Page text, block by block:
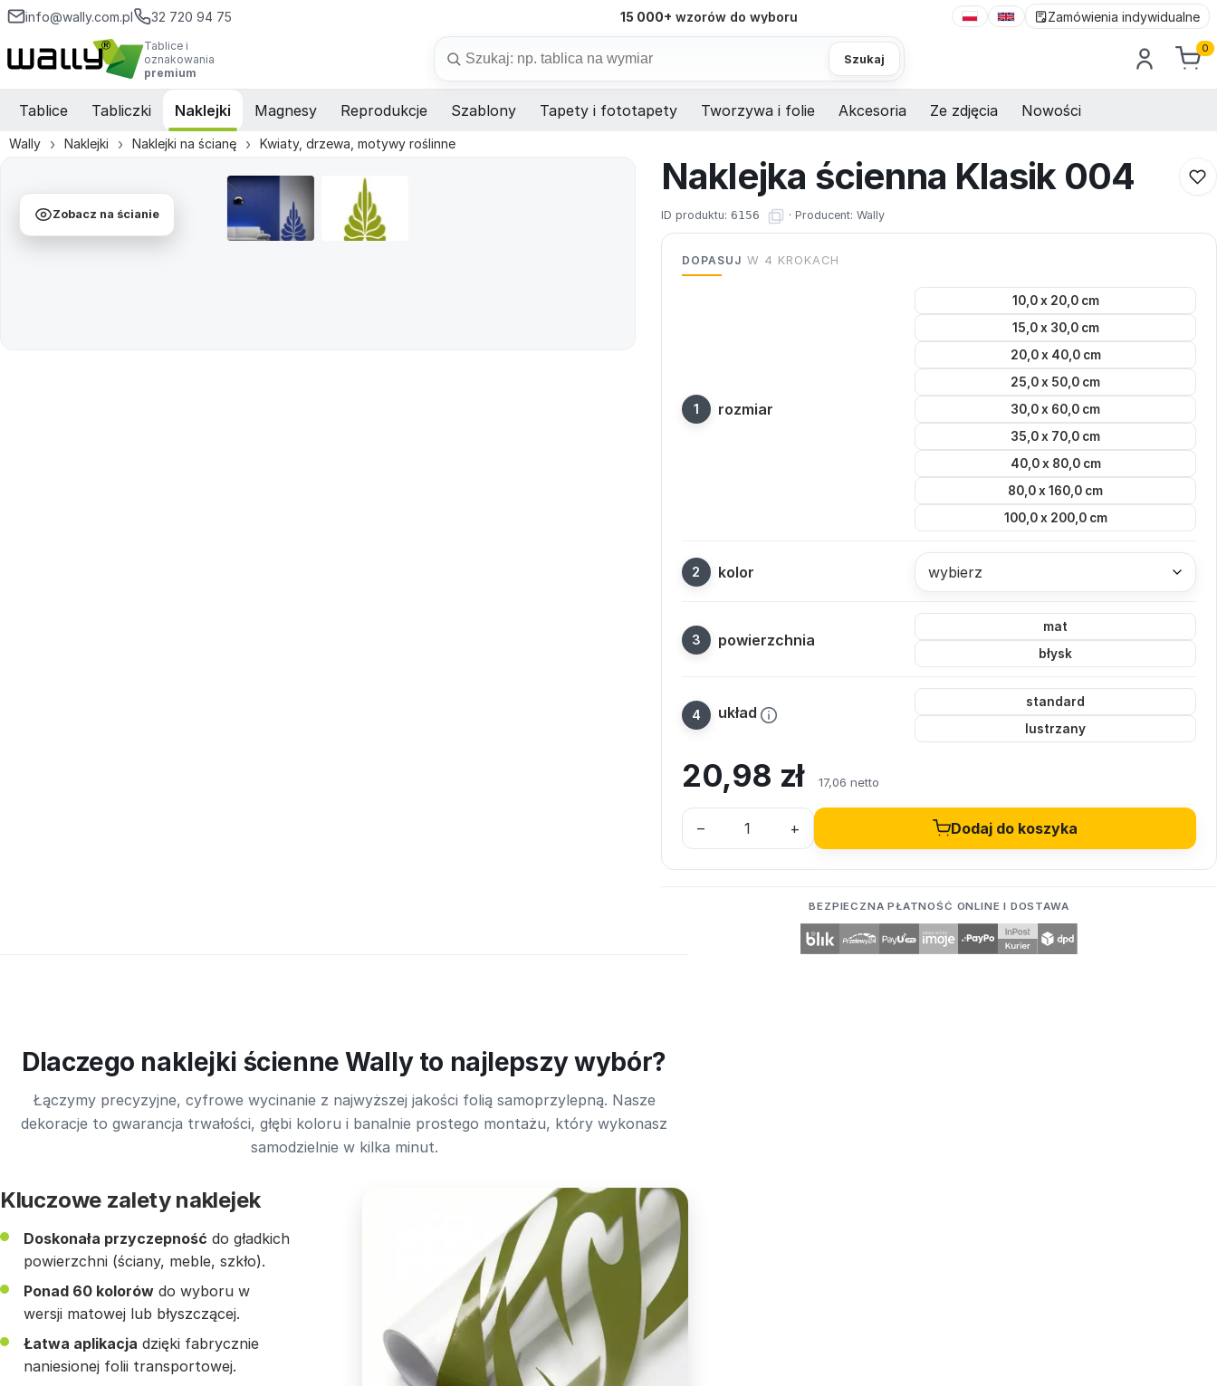
info@wally.com.pl 32 720 94 75 15 000+ wzorów do wyboru Zamówienia indywidualne
Tablice i
oznakowania
premium
Szukaj
0
Tablice Tabliczki Naklejki Magnesy Reprodukcje Szablony Tapety i fototapety Tworzywa i folie Akcesoria Ze zdjęcia Nowości
Wally Naklejki Naklejki na ścianę Kwiaty, drzewa, motywy roślinne
Zobacz na ścianie
Naklejka ścienna Klasik 004
ID produktu: 6156 · Producent: Wally
DOPASUJ W 4 KROKACH
rozmiar
10,0 x 20,0 cm
15,0 x 30,0 cm
20,0 x 40,0 cm
25,0 x 50,0 cm
30,0 x 60,0 cm
35,0 x 70,0 cm
40,0 x 80,0 cm
80,0 x 160,0 cm
100,0 x 200,0 cm
kolor wybierz
powierzchnia
mat
błysk
układ
standard
lustrzany
20,98 zł 17,06 netto
– + Dodaj do koszyka
BEZPIECZNA PŁATNOŚĆ ONLINE I DOSTAWA
Dlaczego naklejki ścienne Wally to najlepszy wybór?
Łączymy precyzyjne, cyfrowe wycinanie z najwyższej jakości folią samoprzylepną. Nasze
dekoracje to gwarancja trwałości, głębi koloru i banalnie prostego montażu, który wykonasz
samodzielnie w kilka minut.
Kluczowe zalety naklejek
Doskonała przyczepność do gładkich
powierzchni (ściany, meble, szkło).
Ponad 60 kolorów do wyboru w
wersji matowej lub błyszczącej.
Łatwa aplikacja dzięki fabrycznie
naniesionej folii transportowej.